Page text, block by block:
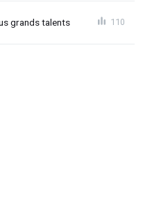
grands talents 110